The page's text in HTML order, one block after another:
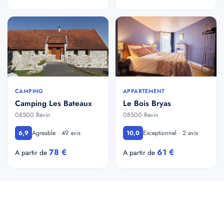
CAMPING
Camping Les Bateaux
08500 Revin
6,9 Agreable · 49 avis
A partir de 78 €
APPARTEMENT
Le Bois Bryas
08500 Revin
10,0 Exceptionnel · 2 avis
A partir de 61 €